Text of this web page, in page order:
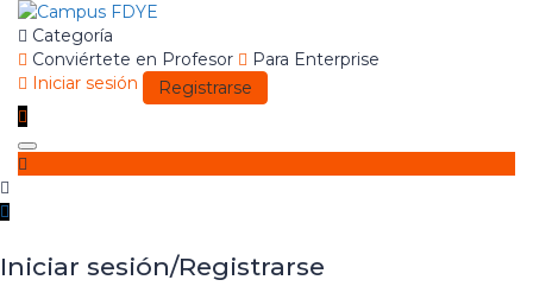
Categoría
Conviértete en Profesor
Para Enterprise
Iniciar sesión
Registrarse
Toggle
navigation
Iniciar sesión/Registrarse